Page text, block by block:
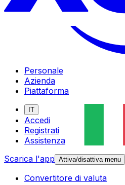
Personale
Azienda
Piattaforma
IT
Accedi
Registrati
Assistenza
Scarica l'app Attiva/disattiva menu
Convertitore di valuta